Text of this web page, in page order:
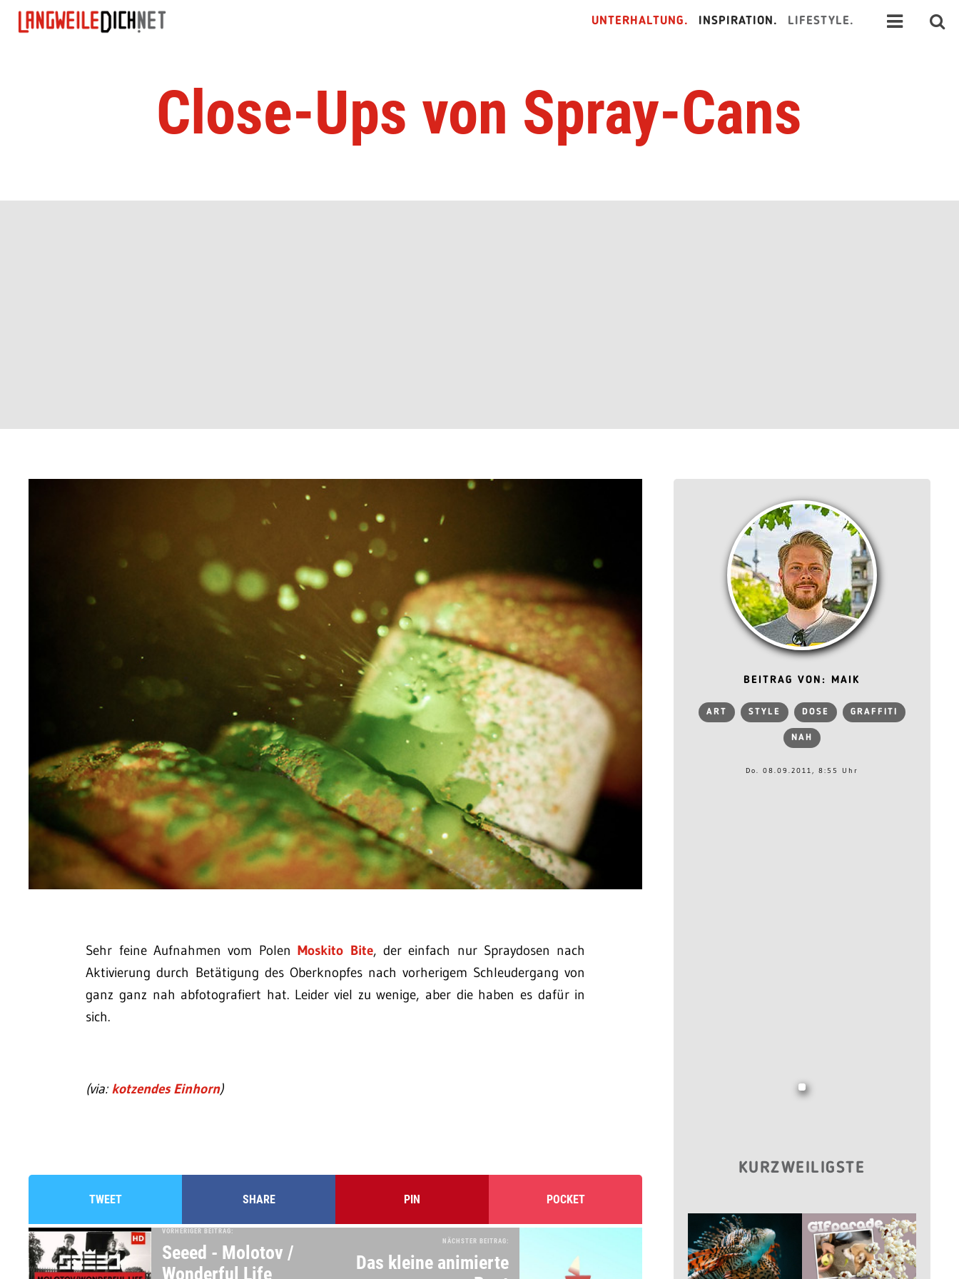
UNTERHALTUNG. INSPIRATION. LIFESTYLE.
Close-Ups von Spray-Cans
Sehr feine Aufnahmen vom PolenMoskito Bite, der einfach nur Spraydosen nach
Aktivierung durch Betätigung des Oberknopfes nach vorherigem Schleudergang von
ganz ganz nah abfotografiert hat. Leider viel zu wenige, aber die haben es dafür in
sich.
(via: kotzendes Einhorn)
TWEET SHARE PIN POCKET
VORHERIGER BEITRAG:
Seeed - Molotov /
Wonderful Life
NÄCHSTER BEITRAG:
Das kleine animierte
BEITRAG VON: MAIK
ART STYLE DOSE GRAFFITI
NAH
Do. 08.09.2011, 8:55 Uhr
KURZWEILIGSTE